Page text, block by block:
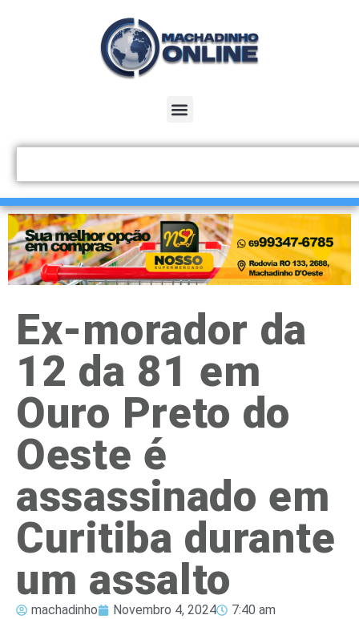
Ex-morador da
12 da 81 em
Ouro Preto do
Oeste é
assassinado em
Curitiba durante
um assalto
machadinho Novembro 4, 2024 7:40 am